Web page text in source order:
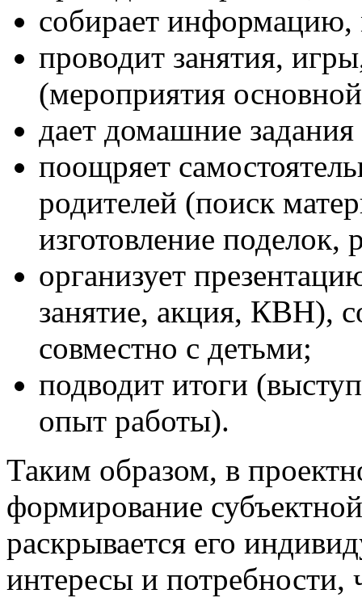
собирает информацию,
проводит занятия,
(мероприятия
дает домашние
поощряет
родителей (поиск
изготовление
организует
занятие, акция, КВН),
совместно с детьми;
подводит итоги
опыт работы).
Таким образом, в
формирование
раскрывается его
интересы и потребности,